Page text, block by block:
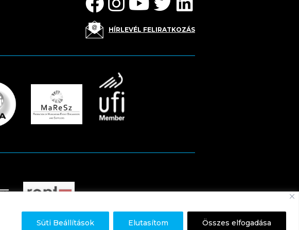
Süti Beállítások Elutasítom Összes elfogadása
HÍRLEVÉL FELIRATKOZÁS